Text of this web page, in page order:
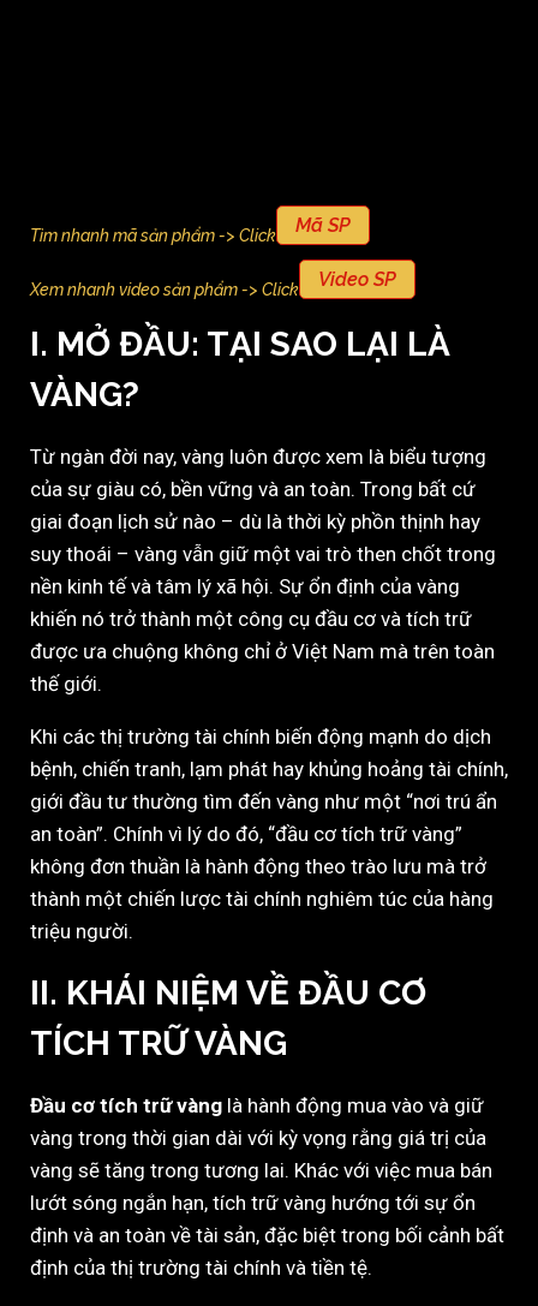
Tìm nhanh mã sản phẩm -> Click Mã SP
Xem nhanh video sản phẩm -> Click Video SP
I. MỞ ĐẦU: TẠI SAO LẠI LÀ
VÀNG?
Từ ngàn đời nay, vàng luôn được xem là biểu tượng
của sự giàu có, bền vững và an toàn. Trong bất cứ
giai đoạn lịch sử nào – dù là thời kỳ phồn thịnh hay
suy thoái – vàng vẫn giữ một vai trò then chốt trong
nền kinh tế và tâm lý xã hội. Sự ổn định của vàng
khiến nó trở thành một công cụ đầu cơ và tích trữ
được ưa chuộng không chỉ ở Việt Nam mà trên toàn
thế giới.
Khi các thị trường tài chính biến động mạnh do dịch
bệnh, chiến tranh, lạm phát hay khủng hoảng tài chính,
giới đầu tư thường tìm đến vàng như một “nơi trú ẩn
an toàn”. Chính vì lý do đó, “đầu cơ tích trữ vàng”
không đơn thuần là hành động theo trào lưu mà trở
thành một chiến lược tài chính nghiêm túc của hàng
triệu người.
II. KHÁI NIỆM VỀ ĐẦU CƠ
TÍCH TRỮ VÀNG
Đầu cơ tích trữ vàng là hành động mua vào và giữ
vàng trong thời gian dài với kỳ vọng rằng giá trị của
vàng sẽ tăng trong tương lai. Khác với việc mua bán
lướt sóng ngắn hạn, tích trữ vàng hướng tới sự ổn
định và an toàn về tài sản, đặc biệt trong bối cảnh bất
định của thị trường tài chính và tiền tệ.